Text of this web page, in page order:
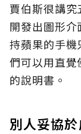
賈伯斯很講
開發出圖形
持蘋果的手機
們可以用直覺
的說明書。
別人妥協